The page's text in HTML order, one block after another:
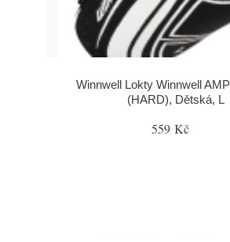
Winnwell Lokty Winnwell
(HARD), Dětská, L
559 Kč